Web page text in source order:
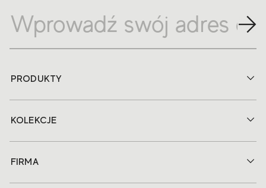
PRODUKTY
KOLEKCJE
FIRMA